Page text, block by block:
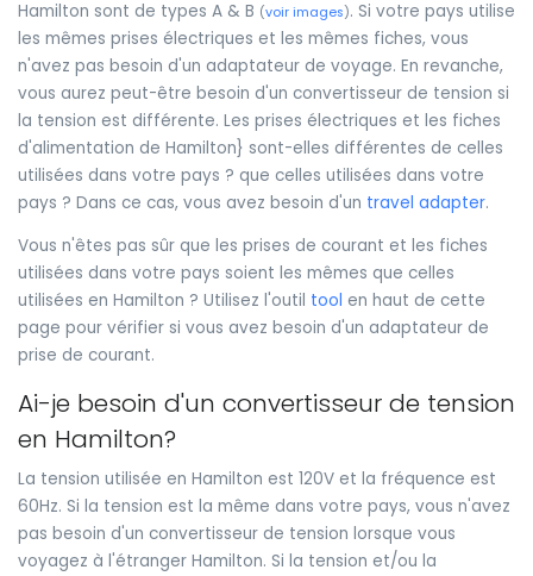
Hamilton sont de types A & B (voir images). Si votre pays utilise
les mêmes prises électriques et les mêmes fiches, vous
n'avez pas besoin d'un adaptateur de voyage. En revanche,
vous aurez peut-être besoin d'un convertisseur de tension si
la tension est différente. Les prises électriques et les fiches
d'alimentation de Hamilton} sont-elles différentes de celles
utilisées dans votre pays ? que celles utilisées dans votre
pays ? Dans ce cas, vous avez besoin d'un travel adapter.
Vous n'êtes pas sûr que les prises de courant et les fiches
utilisées dans votre pays soient les mêmes que celles
utilisées en Hamilton ? Utilisez l'outil tool en haut de cette
page pour vérifier si vous avez besoin d'un adaptateur de
prise de courant.
Ai-je besoin d'un convertisseur de tension
en Hamilton?
La tension utilisée en Hamilton est 120V et la fréquence est
60Hz. Si la tension est la même dans votre pays, vous n'avez
pas besoin d'un convertisseur de tension lorsque vous
voyagez à l'étranger Hamilton. Si la tension et/ou la